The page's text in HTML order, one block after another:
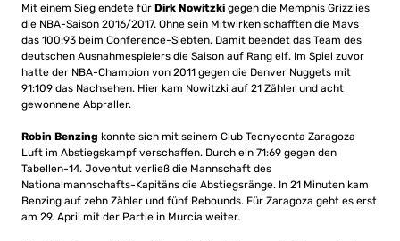
Mit einem Sieg endete für Dirk Nowitzki gegen die Memphis Grizzlies
die NBA-Saison 2016/2017. Ohne sein Mitwirken schafften die Mavs
das 100:93 beim Conference-Siebten. Damit beendet das Team des
deutschen Ausnahmespielers die Saison auf Rang elf. Im Spiel zuvor
hatte der NBA-Champion von 2011 gegen die Denver Nuggets mit
91:109 das Nachsehen. Hier kam Nowitzki auf 21 Zähler und acht
gewonnene Abpraller.
Robin Benzing konnte sich mit seinem Club Tecnyconta Zaragoza
Luft im Abstiegskampf verschaffen. Durch ein 71:69 gegen den
Tabellen-14. Joventut verließ die Mannschaft des
Nationalmannschafts-Kapitäns die Abstiegsränge. In 21 Minuten kam
Benzing auf zehn Zähler und fünf Rebounds. Für Zaragoza geht es erst
am 29. April mit der Partie in Murcia weiter.